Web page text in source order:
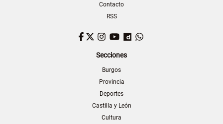
Contacto
RSS
Facebook
TwitterInstagram
YouTubeDailymotion
Secciones
Burgos
Provincia
Deportes
Castilla y León
Cultura